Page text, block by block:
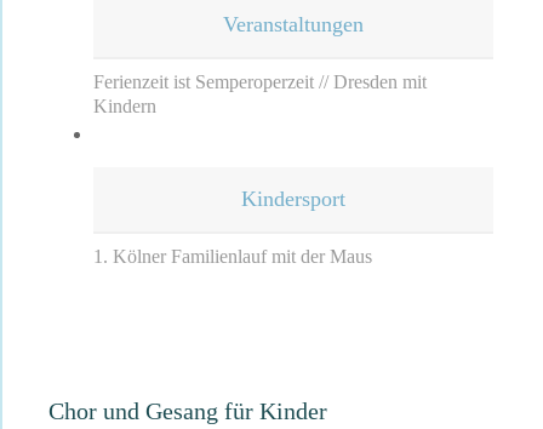
Veranstaltungen
Ferienzeit ist Semperoperzeit // Dresden mit
Kindern
Kindersport
1. Kölner Familienlauf mit der Maus
Chor und Gesang für Kinder